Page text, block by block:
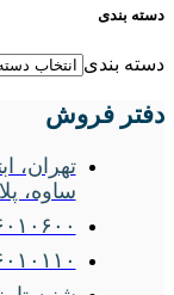
دسته بندی
دسته بندی
دفتر فروش
تهران،
ساوه، پلاک